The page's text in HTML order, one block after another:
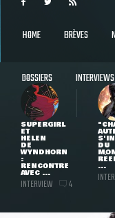
HOME BRÈVES
DOSSIERS INTERVIEWS
SUPERGIRL
ET
HELEN
DE
WYNDHORN
:
RENCONTRE
AVEC ...
INTERVIEW 4
DU
...